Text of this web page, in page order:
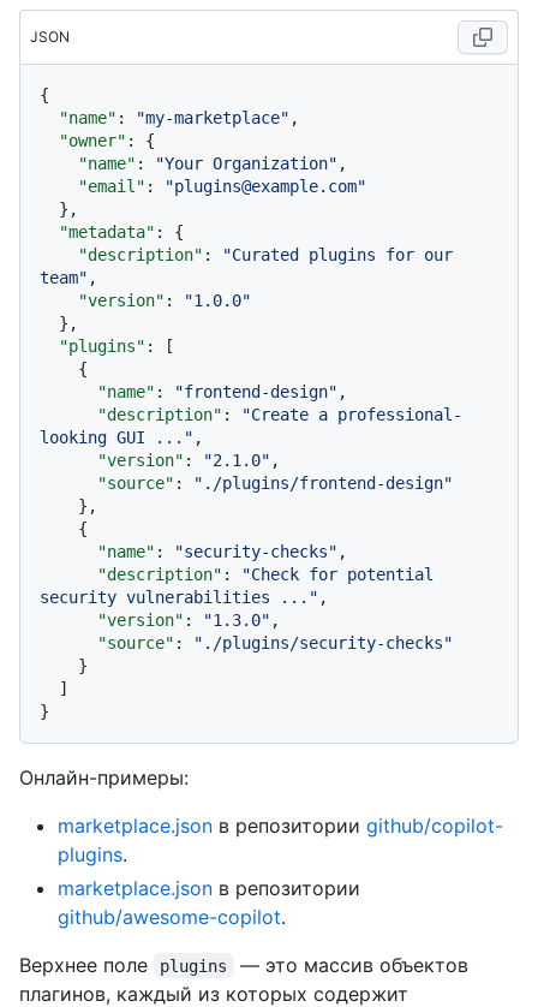
JSON
{
"name" : "my-marketplace" ,
"owner" :
{
"name" : "Your Organization" ,
"email" :
"plugins@example.com"
} ,
"metadata" :
{
"description" :
"Curated plugins for our
team" ,
"version" :
"1.0.0"
} ,
"plugins" :
[
{
"name" : "frontend-design" ,
"description" :
"Create a professional-
looking GUI ..." ,
"version" : "2.1.0" ,
"source" :
"./plugins/frontend-design"
} ,
{
"name" : "security-checks" ,
"description" :
"Check for potential
security vulnerabilities ..." ,
"version" : "1.3.0" ,
"source" :
"./plugins/security-checks"
}
]
}
Онлайн-примеры:
marketplace.json в репозитории github/copilot-
plugins.
marketplace.json в репозитории
github/awesome-copilot.
Верхнее поле
plugins
— это массив объектов
плагинов, каждый из которых содержит